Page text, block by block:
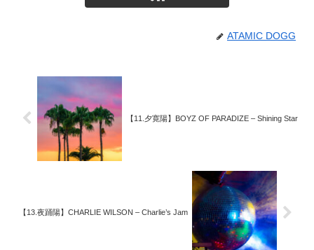
ATAMIC DOGG
【11.夕寛陽】BOYZ OF PARADIZE – Shining Star
【13.夜踊陽】CHARLIE WILSON – Charlie’s Jam